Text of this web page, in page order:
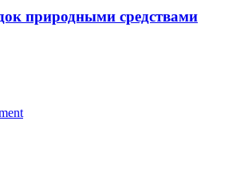
природными средствами